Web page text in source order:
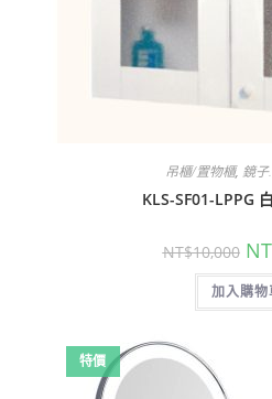
吊櫃/置物櫃, 鏡
KLS-SF01-LPPG
NT$10,000 原
始
價
格
加入購物
特價